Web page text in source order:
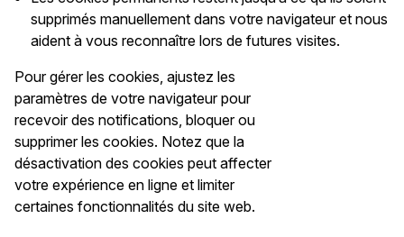
supprimés manuellement dans votre navigateur et nous
aident à vous reconnaître lors de futures visites.
Pour gérer les cookies, ajustez les
paramètres de votre navigateur pour
recevoir des notifications, bloquer ou
supprimer les cookies. Notez que la
désactivation des cookies peut affecter
votre expérience en ligne et limiter
certaines fonctionnalités du site web.